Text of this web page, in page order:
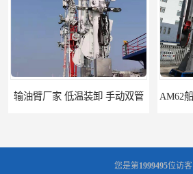
输油臂厂家 低温装卸 手动双管
您是第1999495位访客